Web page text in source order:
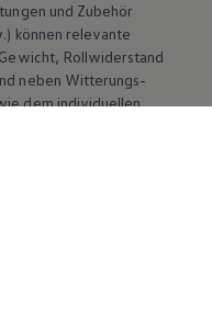
und Zubehör
können relevante
Gewicht, Rollwiderstand
neben Witterungs-
dem individuellen